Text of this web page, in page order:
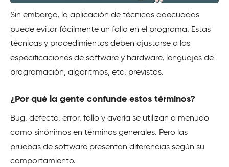
Sin embargo, la aplicación de técnicas adecuadas
puede evitar fácilmente un fallo en el programa. Estas
técnicas y procedimientos deben ajustarse a las
especificaciones de software y hardware, lenguajes de
programación, algoritmos, etc. previstos.
¿Por qué la gente confunde estos términos?
Bug, defecto, error, fallo y avería se utilizan a menudo
como sinónimos en términos generales. Pero las
pruebas de software presentan diferencias según su
comportamiento.